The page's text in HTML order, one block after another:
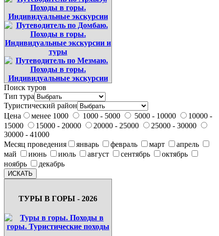
Поиск туров
Тип тура
Туристический район
Цена
менее 1000 1000 - 5000 5000 - 10000
10000 -
15000
15000 - 20000 20000 - 25000
25000 - 30000
30000 - 41000
Месяц проведения
январь февраль март
апрель
май
июнь июль август сентябрь
октябрь
ноябрь
декабрь
ТУРЫ В ГОРЫ - 2026